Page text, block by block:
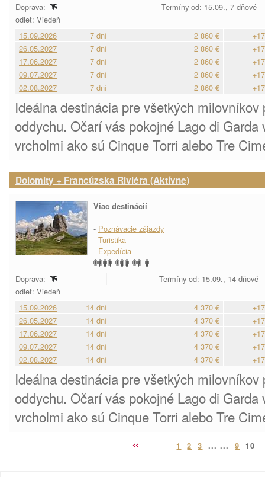
Doprava:
Termíny od: 15.09., 7 dňové
odlet: Viedeň
15.09.2026
7 dní 2 860 €
26.05.2027
7 dní 2 860 €
17.06.2027
7 dní 2 860 €
09.07.2027
7 dní 2 860 €
02.08.2027
7 dní 2 860 €
Ideálna destinácia pre všetkých
oddychu. Očarí vás pokojné Lago di
vrcholmi ako sú Cinque Torri alebo Tre
Dolomity + Francúzska Riviéra (Aktívne)
Viac destinácií
- Poznávacie zájazdy
- Turistika
- Expedícia
Doprava:
Termíny od: 15.09., 14 dňové
odlet: Viedeň
15.09.2026
14 dní 4 370 €
26.05.2027
14 dní 4 370 €
17.06.2027
14 dní 4 370 €
09.07.2027
14 dní 4 370 €
02.08.2027
14 dní 4 370 €
Ideálna destinácia pre všetkých
oddychu. Očarí vás pokojné Lago di
vrcholmi ako sú Cinque Torri alebo Tre
1 2 3 ... ...9 10